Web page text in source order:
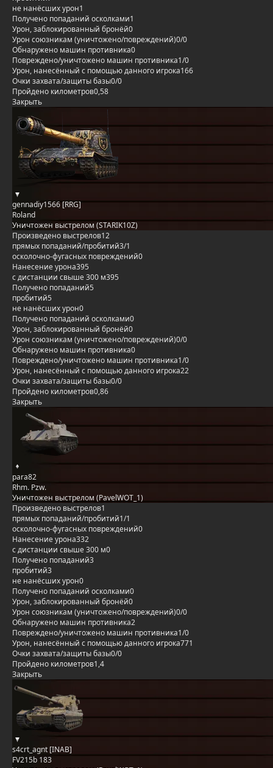
не нанёсших урон1
Получено попаданий осколками1
Урон, заблокированный бронёй0
Урон союзникам (уничтожено/повреждений)0/0
Обнаружено машин противника0
Повреждено/уничтожено машин противника1/0
Урон, нанесённый с помощью данного игрока166
Очки захвата/защиты базы0/0
Пройдено километров0,58
Закрыть
gennadiy1566 [RRG]
Roland
Уничтожен выстрелом (STARIK10Z)
Произведено выстрелов12
прямых попаданий/пробитий3/1
осколочно-фугасных повреждений0
Нанесение урона395
с дистанции свыше 300 м395
Получено попаданий5
пробитий5
не нанёсших урон0
Получено попаданий осколками0
Урон, заблокированный бронёй0
Урон союзникам (уничтожено/повреждений)0/0
Обнаружено машин противника0
Повреждено/уничтожено машин противника1/0
Урон, нанесённый с помощью данного игрока22
Очки захвата/защиты базы0/0
Пройдено километров0,86
Закрыть
para82
Rhm. Pzw.
Уничтожен выстрелом (PavelWOT_1)
Произведено выстрелов1
прямых попаданий/пробитий1/1
осколочно-фугасных повреждений0
Нанесение урона332
с дистанции свыше 300 м0
Получено попаданий3
пробитий3
не нанёсших урон0
Получено попаданий осколками0
Урон, заблокированный бронёй0
Урон союзникам (уничтожено/повреждений)0/0
Обнаружено машин противника2
Повреждено/уничтожено машин противника1/0
Урон, нанесённый с помощью данного игрока771
Очки захвата/защиты базы0/0
Пройдено километров1,4
Закрыть
s4crt_agnt [INAB]
FV215b 183